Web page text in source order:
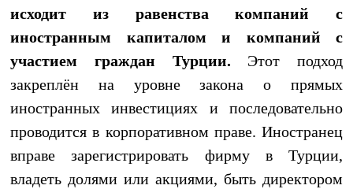
исходит из равенства компаний с
иностранным капиталом и компаний с
участием граждан Турции. Этот подход
закреплён на уровне закона о прямых
иностранных инвестициях и последовательно
проводится в корпоративном праве. Иностранец
вправе зарегистрировать фирму в Турции,
владеть долями или акциями, быть директором